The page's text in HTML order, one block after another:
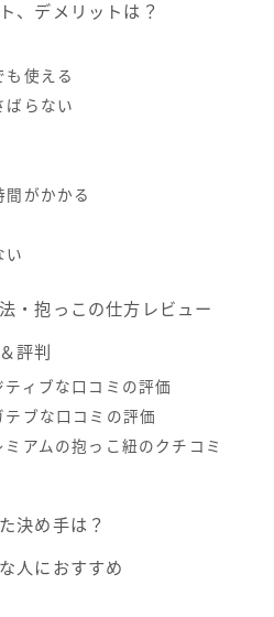
、デメリットは？
も使える
ばらない
間がかかる
い
・抱っこの仕方レビュー
評判
ィブな口コミの評価
ブな口コミの評価
アムの抱っこ紐のクチコミ
決め手は？
人におすすめ